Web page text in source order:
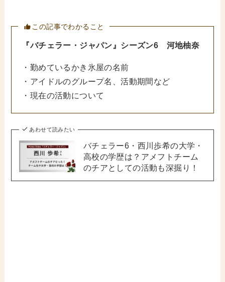
この記事でわかること
『バチェラー・ジャパン』シーズン6 河地柚奈
・勤めているかき氷屋の名前
・アイドルのグループ名、活動期間など
・現在の活動について
あわせて読みたい
バチェラー6・西川歩希の大学・
高校の学歴は？アメフトチーム
のチアとしての活動も深掘り！